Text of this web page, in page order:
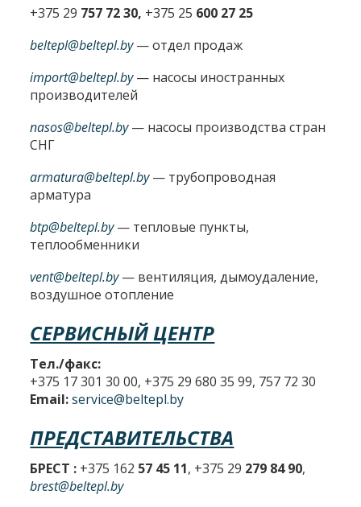
+375 29 757 72 30, +375 25 600 27 25
beltepl@beltepl.by— отдел продаж
import@beltepl.by— насосы иностранных
производителей
nasos@beltepl.by— насосы производства стран
СНГ
armatura@beltepl.by— трубопроводная
арматура
btp@beltepl.by— тепловые пункты,
теплообменники
vent@beltepl.by— вентиляция, дымоудаление,
воздушное отопление
СЕРВИСНЫЙ ЦЕНТР
Тел./факс:
+375 17 301 30 00, +375 29 680 35 99, 757 72 30
Email: service@beltepl.by
ПРЕДСТАВИТЕЛЬСТВА
БРЕСТ : +375 162 57 45 11, +375 29 279 84 90,
brest@beltepl.by